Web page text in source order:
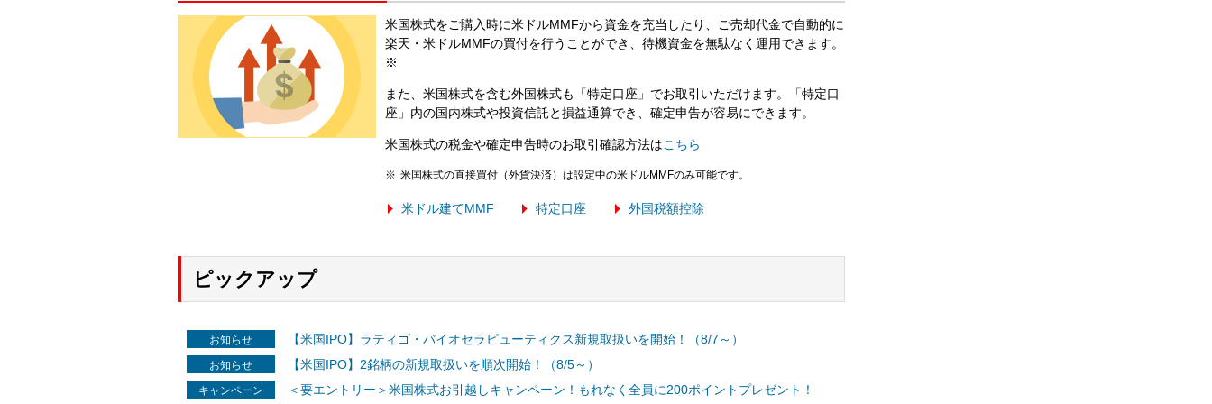
米国株式をご購入時に米ドルMMFから資金を充当したり、ご売却代金で自動的に
楽天・米ドルMMFの買付を行うことができ、待機資金を無駄なく運用できます。
※
また、米国株式を含む外国株式も「特定口座」でお取引いただけます。「特定口
座」内の国内株式や投資信託と損益通算でき、確定申告が容易にできます。
米国株式の税金や確定申告時のお取引確認方法はこちら
米国株式の直接買付（外貨決済）は設定中の米ドルMMFのみ可能です。
米ドル建てMMF 特定口座 外国税額控除
ピックアップ
お知らせ 【米国IPO】ラティゴ・バイオセラピューティクス新規取扱いを開始！（8/7～）
お知らせ 【米国IPO】2銘柄の新規取扱いを順次開始！（8/5～）
キャンペーン ＜要エントリー＞米国株式お引越しキャンペーン！もれなく全員に200ポイントプレゼント！